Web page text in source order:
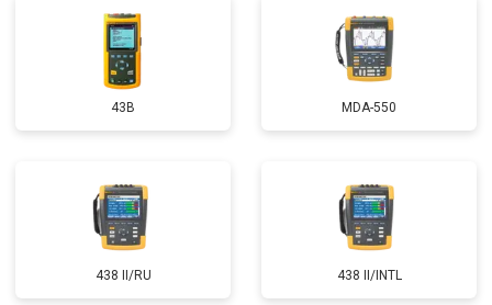
43B MDA-550
438 II/RU 438 II/INTL